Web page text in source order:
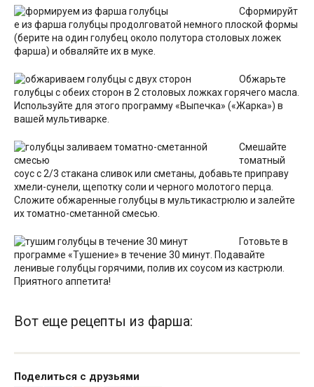
Сформируйт
е из фарша голубцы продолговатой немного плоской формы
(берите на один голубец около полутора столовых ложек
фарша) и обваляйте их в муке.
Обжарьте
голубцы с обеих сторон в 2 столовых ложках горячего масла.
Используйте для этого программу «Выпечка» («Жарка») в
вашей мультиварке.
Смешайте
томатный
соус с 2/3 стакана сливок или сметаны, добавьте приправу
хмели-сунели, щепотку соли и черного молотого перца.
Сложите обжаренные голубцы в мультикастрюлю и залейте
их томатно-сметанной смесью.
Готовьте в
программе «Тушение» в течение 30 минут. Подавайте
ленивые голубцы горячими, полив их соусом из кастрюли.
Приятного аппетита!
Вот еще рецепты из фарша:
Поделиться с друзьями